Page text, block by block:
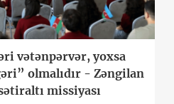
vətənpərvər, yoxsa
olmalıdır - Zəngilan
missiyası